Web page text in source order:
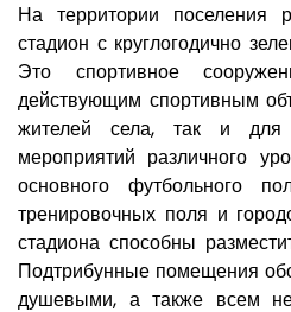
На территории поселения
стадион с круглогодично
Это спортивное
действующим спортивным
жителей села, так и для
мероприятий различного
основного футбольного
тренировочных поля и
стадиона способны
Подтрибунные помещения
душевыми, а также всем